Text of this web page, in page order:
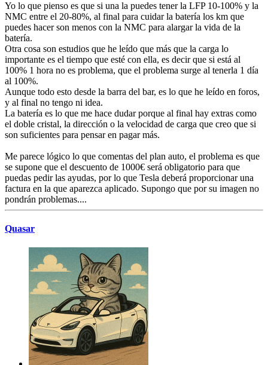
Yo lo que pienso es que si una la puedes tener la LFP 10-100% y la
NMC entre el 20-80%, al final para cuidar la batería los km que
puedes hacer son menos con la NMC para alargar la vida de la
batería.
Otra cosa son estudios que he leído que más que la carga lo
importante es el tiempo que esté con ella, es decir que si está al
100% 1 hora no es problema, que el problema surge al tenerla 1 día
al 100%.
Aunque todo esto desde la barra del bar, es lo que he leído en foros,
y al final no tengo ni idea.
La batería es lo que me hace dudar porque al final hay extras como
el doble cristal, la dirección o la velocidad de carga que creo que si
son suficientes para pensar en pagar más.
Me parece lógico lo que comentas del plan auto, el problema es que
se supone que el descuento de 1000€ será obligatorio para que
puedas pedir las ayudas, por lo que Tesla deberá proporcionar una
factura en la que aparezca aplicado. Supongo que por su imagen no
pondrán problemas....
Quasar